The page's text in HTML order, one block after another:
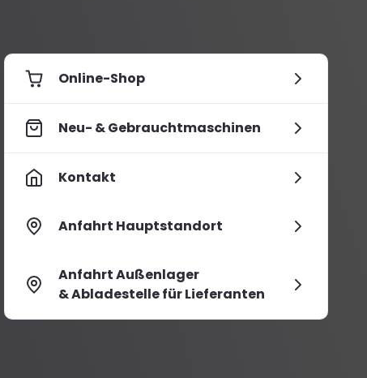
Online-Shop
Neu- & Gebrauchtmaschinen
Kontakt
Anfahrt Hauptstandort
Anfahrt Außenlager
& Abladestelle für Lieferanten